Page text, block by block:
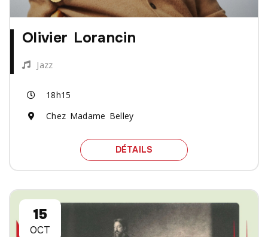
Olivier Lorancin
Jazz
18h15
Chez Madame Belley
DÉTAILS SPECTACLE OLIVIER
15
OCT